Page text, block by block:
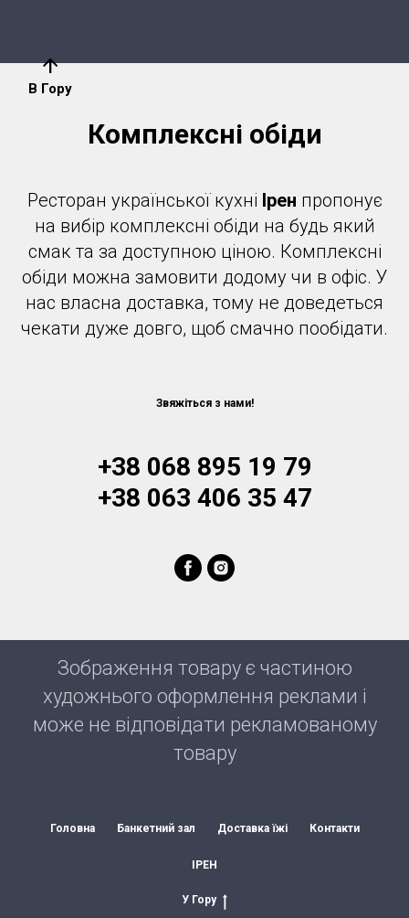
arrow_upward
В Гору
Комплексні обіди
Ресторан української кухні Ірен пропонує
на вибір комплексні обіди на будь який
смак та за доступною ціною. Комплексні
обіди можна замовити додому чи в офіс. У
нас власна доставка, тому не доведеться
чекати дуже довго, щоб смачно пообідати.
Звяжіться з нами!
+38 068 895 19 79
+38 063 406 35 47
Зображення товару є частиною
художнього оформлення реклами і
може не відповідати рекламованому
товару
Головна Банкетний зал Доставка їжі Контакти
ІРЕН
У Гору